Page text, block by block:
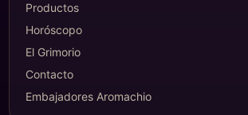
Productos
Horóscopo
El Grimorio
Contacto
Embajadores Aromachio